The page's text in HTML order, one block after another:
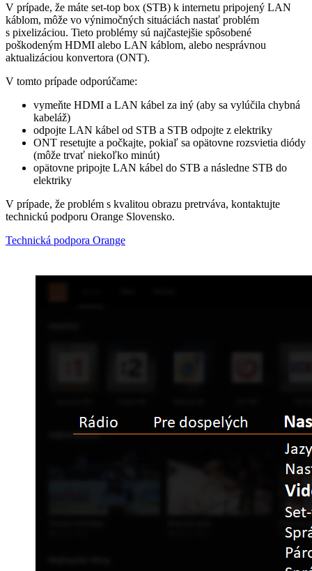
V prípade, že máte set-top box (STB) k internetu pripojený LAN
káblom, môže vo výnimočných situáciách nastať problém
s pixelizáciou. Tieto problémy sú najčastejšie spôsobené
poškodeným HDMI alebo LAN káblom, alebo nesprávnou
aktualizáciou konvertora (ONT).
V tomto prípade odporúčame:
vymeňte HDMI a LAN kábel za iný (aby sa vylúčila chybná
kabeláž)
odpojte LAN kábel od STB a STB odpojte z elektriky
ONT resetujte a počkajte, pokiaľ sa opätovne rozsvietia diódy
(môže trvať niekoľko minút)
opätovne pripojte LAN kábel do STB a následne STB do
elektriky
V prípade, že problém s kvalitou obrazu pretrváva, kontaktujte
technickú podporu Orange Slovensko.
Technická podpora Orange